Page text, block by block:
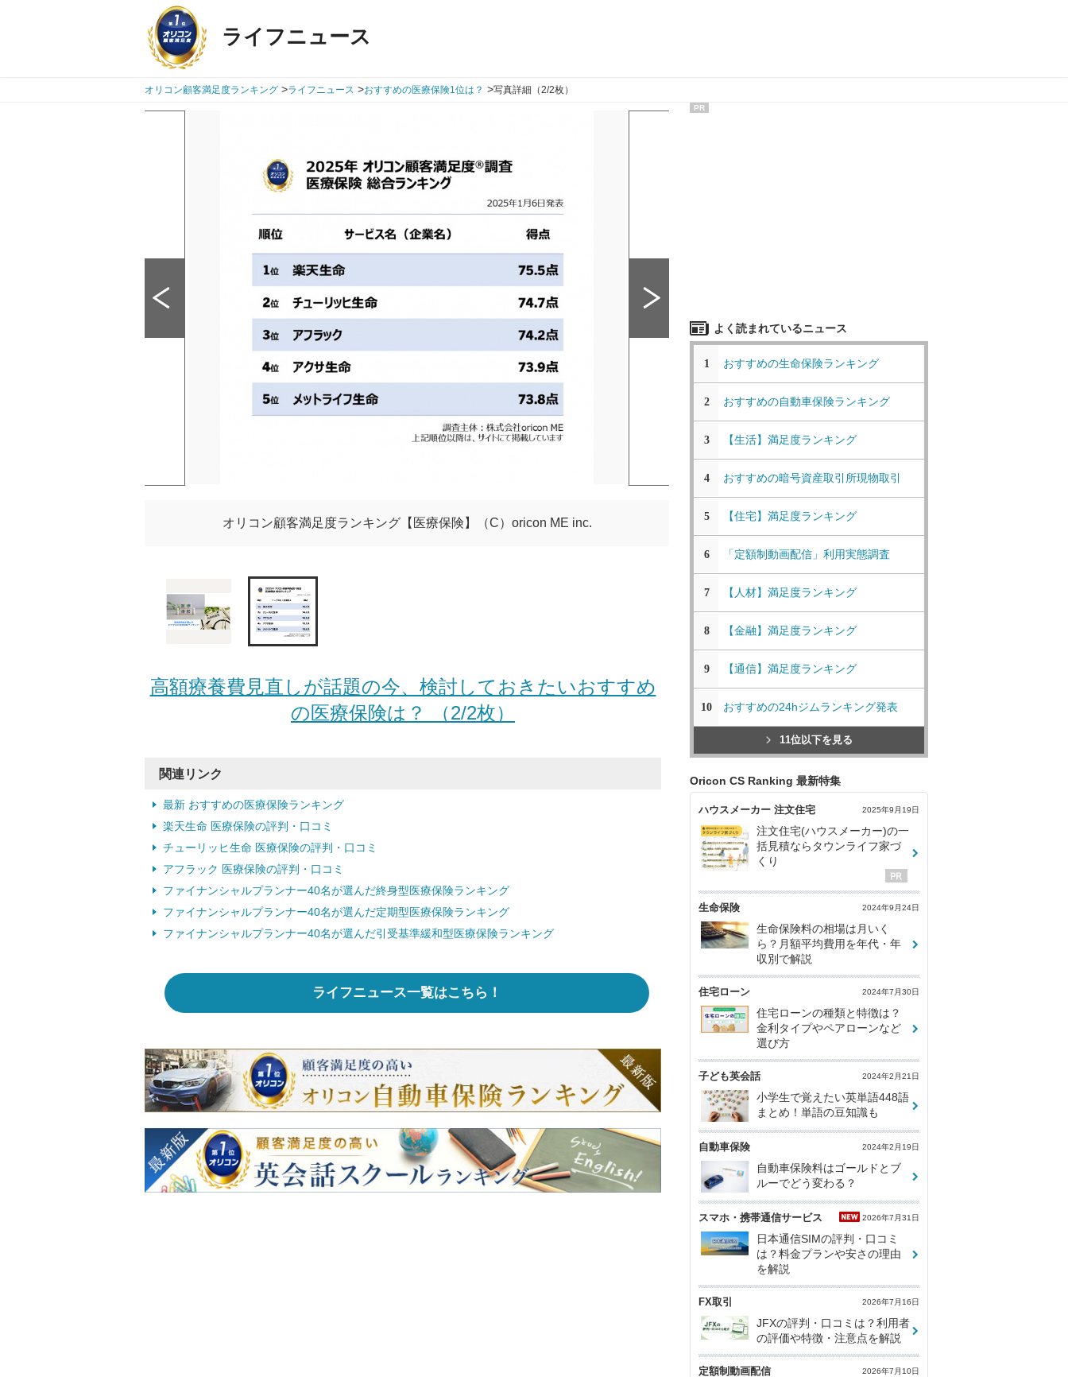
ライフニュース
オリコン顧客満足度ランキング >ライフニュース >おすすめの医療保険1位は？ >写真詳細（2/2枚）
オリコン顧客満足度ランキング【医療保険】（C）oricon ME inc.
高額療養費見直しが話題の今、検討しておきたいおすすめ
の医療保険は？ （2/2枚）
関連リンク
最新 おすすめの医療保険ランキング
楽天生命 医療保険の評判・口コミ
チューリッヒ生命 医療保険の評判・口コミ
アフラック 医療保険の評判・口コミ
ファイナンシャルプランナー40名が選んだ終身型医療保険ランキング
ファイナンシャルプランナー40名が選んだ定期型医療保険ランキング
ファイナンシャルプランナー40名が選んだ引受基準緩和型医療保険ランキング
ライフニュース一覧はこちら！
PR
よく読まれているニュース
1 おすすめの生命保険ランキング
2 おすすめの自動車保険ランキング
3 【生活】満足度ランキング
4 おすすめの暗号資産取引所現物取引
5 【住宅】満足度ランキング
6 「定額制動画配信」利用実態調査
7 【人材】満足度ランキング
8 【金融】満足度ランキング
9 【通信】満足度ランキング
10 おすすめの24hジムランキング発表
11位以下を見る
Oricon CS Ranking 最新特集
ハウスメーカー 注文住宅 2025年9月19日
注文住宅(ハウスメーカー)の一
括見積ならタウンライフ家づ
くり
生命保険 2024年9月24日
生命保険料の相場は月いく
ら？月額平均費用を年代・年
収別で解説
住宅ローン 2024年7月30日
住宅ローンの種類と特徴は？
金利タイプやペアローンなど
選び方
子ども英会話 2024年2月21日
小学生で覚えたい英単語448語
まとめ！単語の豆知識も
自動車保険 2024年2月19日
自動車保険料はゴールドとブ
ルーでどう変わる？
スマホ・携帯通信サービス 2026年7月31日
日本通信SIMの評判・口コミ
は？料金プランや安さの理由
を解説
FX取引 2026年7月16日
JFXの評判・口コミは？利用者
の評価や特徴・注意点を解説
定額制動画配信 2026年7月10日